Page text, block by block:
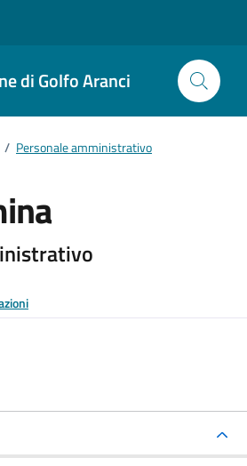
di Golfo Aranci
/ Personale amministrativo
persona